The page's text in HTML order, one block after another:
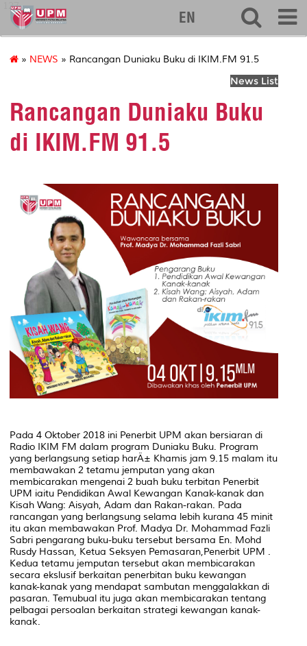
127
EN
» NEWS » Rancangan Duniaku Buku di IKIM.FM 91.5
News List
Rancangan Duniaku Buku
di IKIM.FM 91.5
Pada 4 Oktober 2018 ini Penerbit UPM akan bersiaran di
Radio IKIM FM dalam program Duniaku Buku. Program
yang berlangsung setiap harÄ± Khamis jam 9.15 malam itu
membawakan 2 tetamu jemputan yang akan
membicarakan mengenai 2 buah buku terbitan Penerbit
UPM iaitu Pendidikan Awal Kewangan Kanak-kanak dan
Kisah Wang: Aisyah, Adam dan Rakan-rakan. Pada
rancangan yang berlangsung selama lebih kurana 45 minit
itu akan membawakan Prof. Madya Dr. Mohammad Fazli
Sabri pengarang buku-buku tersebut bersama En. Mohd
Rusdy Hassan, Ketua Seksyen Pemasaran,Penerbit UPM .
Kedua tetamu jemputan tersebut akan membicarakan
secara ekslusif berkaitan penerbitan buku kewangan
kanak-kanak yang mendapat sambutan menggalakkan di
pasaran. Temubual itu juga akan membicarakan tentang
pelbagai persoalan berkaitan strategi kewangan kanak-
kanak.